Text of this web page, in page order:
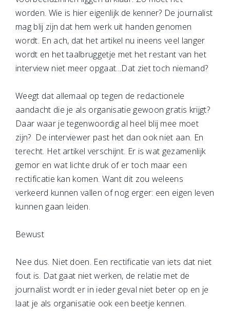
worden. Wie is hier eigenlijk de kenner? De journalist
mag blij zijn dat hem werk uit handen genomen
wordt. En ach, dat het artikel nu ineens veel langer
wordt en het taalbruggetje met het restant van het
interview niet meer opgaat...Dat ziet toch niemand?
Weegt dat allemaal op tegen de redactionele
aandacht die je als organisatie gewoon gratis krijgt?
Daar waar je tegenwoordig al heel blij mee moet
zijn? De interviewer past het dan ook niet aan. En
terecht. Het artikel verschijnt. Er is wat gezamenlijk
gemor en wat lichte druk of er toch maar een
rectificatie kan komen. Want dit zou weleens
verkeerd kunnen vallen of nog erger: een eigen leven
kunnen gaan leiden.
Bewust
Nee dus. Niet doen. Een rectificatie van iets dat niet
fout is. Dat gaat niet werken, de relatie met de
journalist wordt er in ieder geval niet beter op en je
laat je als organisatie ook een beetje kennen.